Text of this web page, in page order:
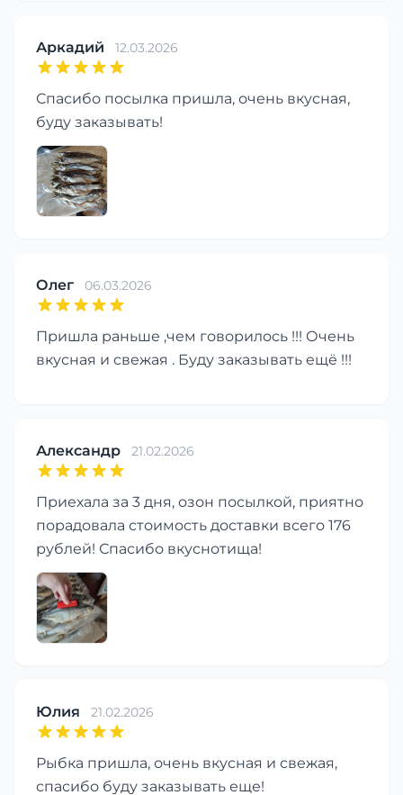
Аркадий 12.03.2026
Спасибо посылка пришла, очень вкусная,
буду заказывать!
Олег 06.03.2026
Пришла раньше ,чем говорилось !!! Очень
вкусная и свежая . Буду заказывать ещё !!!
Александр 21.02.2026
Приехала за 3 дня, озон посылкой, приятно
порадовала стоимость доставки всего 176
рублей! Спасибо вкуснотища!
Юлия 21.02.2026
Рыбка пришла, очень вкусная и свежая,
спасибо буду заказывать еще!